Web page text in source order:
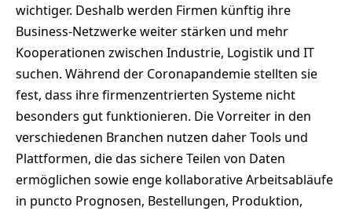
wichtiger. Deshalb werden Firmen künftig ihre
Business-Netzwerke weiter stärken und mehr
Kooperationen zwischen Industrie, Logistik und IT
suchen. Während der Coronapandemie stellten sie
fest, dass ihre firmenzentrierten Systeme nicht
besonders gut funktionieren. Die Vorreiter in den
verschiedenen Branchen nutzen daher Tools und
Plattformen, die das sichere Teilen von Daten
ermöglichen sowie enge kollaborative Arbeitsabläufe
in puncto Prognosen, Bestellungen, Produktion,